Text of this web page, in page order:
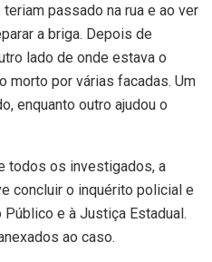
passado na rua e ao ver
a briga. Depois de
lado de onde estava o
morto por várias facadas. Um
enquanto outro ajudou o
todos os investigados, a
concluir o inquérito policial e
e à Justiça Estadual.
ao caso.